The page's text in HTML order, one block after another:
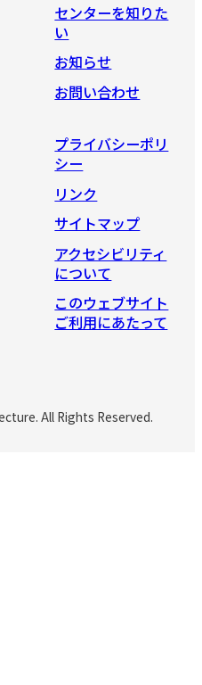
センターを知りた
い
お知らせ
お問い合わせ
プライバシーポリ
シー
リンク
サイトマップ
アクセシビリティ
について
このウェブサイト
ご利用にあたって
All Rights Reserved.